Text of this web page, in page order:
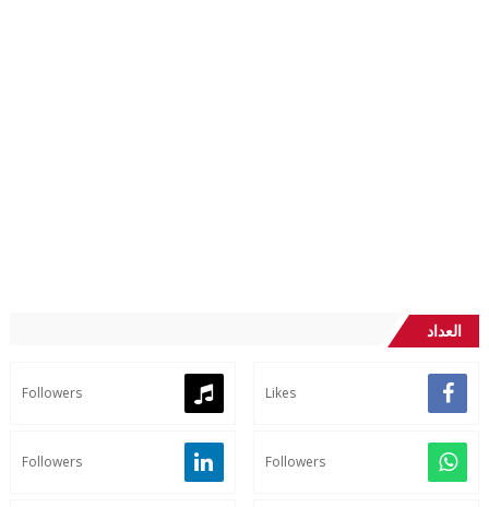
العداد
Likes
Followers
Followers
Followers